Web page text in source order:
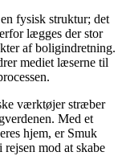
fysisk struktur; det
lægges der stor
af boligindretning.
mediet læserne til
værktøjer stræber
Med et
hjem, er Smuk
mod at skabe